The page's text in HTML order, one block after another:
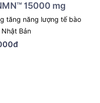
15000 mg
tăng năng lượng tế bào
Bản